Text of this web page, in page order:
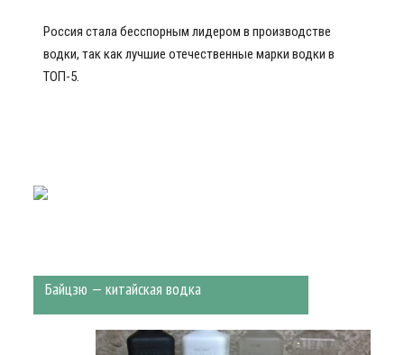
Россия стала бесспорным лидером в производстве
водки, так как лучшие отечественные марки водки в
ТОП-5.
Байцзю — китайская водка